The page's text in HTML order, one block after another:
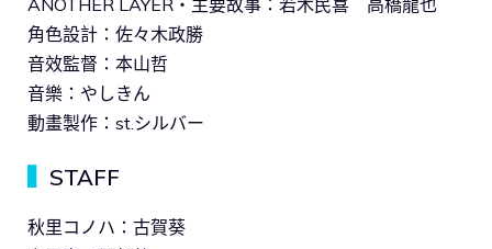
角色設計：佐々木政勝
音效監督：本山哲
音樂：やしきん
動畫製作：st.シルバー
STAFF
秋里コノハ：古賀葵